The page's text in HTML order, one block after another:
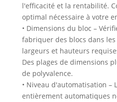
l'efficacité et la rentabilité.
optimal nécessaire à votre
• Dimensions du bloc –
fabriquer des blocs dans
largeurs et hauteurs
Des plages de dimensions
de polyvalence.
• Niveau d'automatisation –
entièrement automatiques